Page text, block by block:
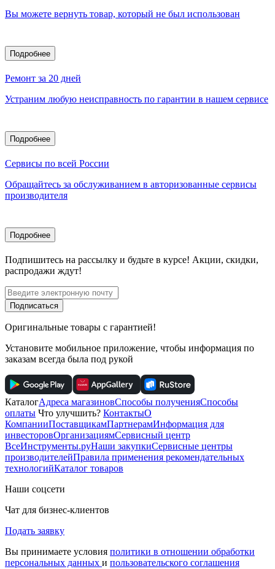
Вы можете вернуть товар, который не был использован
Подробнее
Ремонт за 20 дней
Устраним любую неисправность по гарантии в нашем сервисе
Подробнее
Сервисы по всей России
Обращайтесь за обслуживанием в авторизованные сервисы
производителя
Подробнее
Подпишитесь на рассылку и будьте в курсе! Акции, скидки,
распродажи ждут!
Подписаться
Оригинальные товары с гарантией!
Установите мобильное приложение, чтобы информация по
заказам всегда была под рукой
КаталогАдреса магазиновСпособы полученияСпособы
оплаты Что улучшить? КонтактыО
КомпанииПоставщикамПартнерамИнформация для
инвесторовОрганизациямСервисный центр
ВсеИнструменты.руНаши закупкиСервисные центры
производителейПравила применения рекомендательных
технологийКаталог товаров
Наши соцсети
Чат для бизнес-клиентов
Подать заявку
Вы принимаете условия политики в отношении обработки
персональных данных и пользовательского соглашения